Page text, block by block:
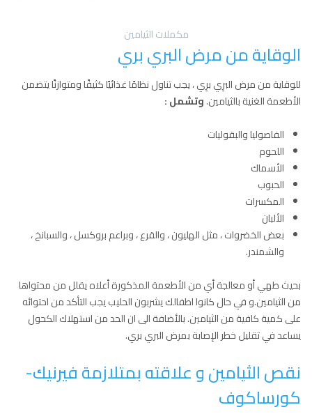
مكملات الثيامين
الوقاية من مرض البري بري
للوقاية من مرض البرِي برِي ، يجب تناول نظامًا غذائيًا كثيفًا ومتوازنًا يتضمن
الأطعمة الغنية بالثيامين.وتشمل:
الفاصوليا والبقوليات
اللحوم
الأسماك
الحبوب
المكسرات
الألبان
بعض الخضروات ، مثل الهليون ، والقرع ، وبراعم بروكسل ، والسبانخ ،
والشمندر.
بحيث طهي أو معالجة أي من الأطعمة المذكورة أعلاه يقلل من محتواها
من الثيامين.و في حال كانوا اطفالك يشربون الحليب يجب التأكد من احتوائه
على كمية كافية من الثيامين. بالأضافة الى ان الحد من استهلاك الكحول
يساعد في تقليل خطر الإصابة بمرض البري بري.
نقص الثيامين و علاقته بمتلازمة فيرنيك-
كورساكوف